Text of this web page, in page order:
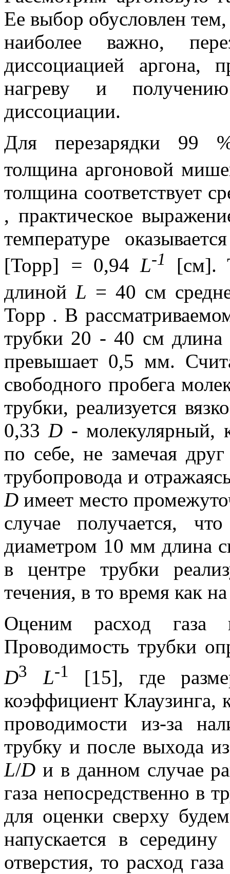
Ее выбор обусловлен
наиболее важно,
диссоциацией аргона,
нагреву и
диссоциации.
Для перезарядки 99
толщина аргоновой
толщина соответствует
, практическое
температуре
[Торр]
= 0,94 L-1
[см].
длинойL = 40 см
Торр . В
трубки 20 - 40 см длина
превышает 0,5 мм.
свободного пробега
трубки, реализуется
0,33D - молекулярный,
по себе, не замечая
трубопровода и
D имеет место
случае получается,
диаметром 10 мм длина
в центре трубки
течения, в то время как
Оценим расход газа
Проводимость трубки
D3 L-1
[15], где
коэффициент Клаузинга,
проводимости из-за
трубку и после выхода
L/D и в данном случае
газа непосредственно в
для оценки сверху
напускается в
отверстия, то расход